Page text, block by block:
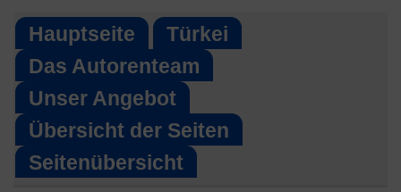
Skip
content
Hauptseite
Türkei
Das Autorenteam
Unser Angebot
Übersicht der Seiten
Seitenübersicht